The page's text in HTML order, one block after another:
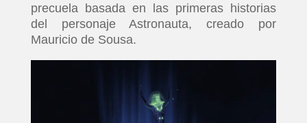
precuela basada en las primeras historias
del personaje Astronauta, creado por
Mauricio de Sousa.